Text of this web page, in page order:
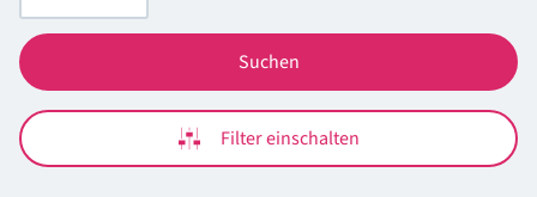
Suchen
Filter einschalten